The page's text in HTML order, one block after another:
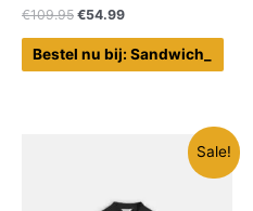
€109.95 €54.99
Bestel nu bij: Sandwich_
Sale!